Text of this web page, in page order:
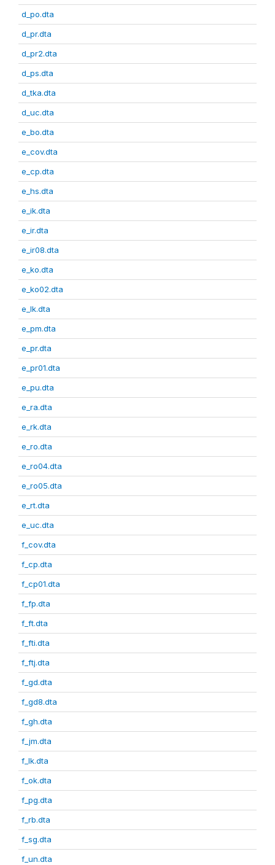
d_po.dta
d_pr.dta
d_pr2.dta
d_ps.dta
d_tka.dta
d_uc.dta
e_bo.dta
e_cov.dta
e_cp.dta
e_hs.dta
e_ik.dta
e_ir.dta
e_ir08.dta
e_ko.dta
e_ko02.dta
e_lk.dta
e_pm.dta
e_pr.dta
e_pr01.dta
e_pu.dta
e_ra.dta
e_rk.dta
e_ro.dta
e_ro04.dta
e_ro05.dta
e_rt.dta
e_uc.dta
f_cov.dta
f_cp.dta
f_cp01.dta
f_fp.dta
f_ft.dta
f_fti.dta
f_ftj.dta
f_gd.dta
f_gd8.dta
f_gh.dta
f_jm.dta
f_lk.dta
f_ok.dta
f_pg.dta
f_rb.dta
f_sg.dta
f_un.dta